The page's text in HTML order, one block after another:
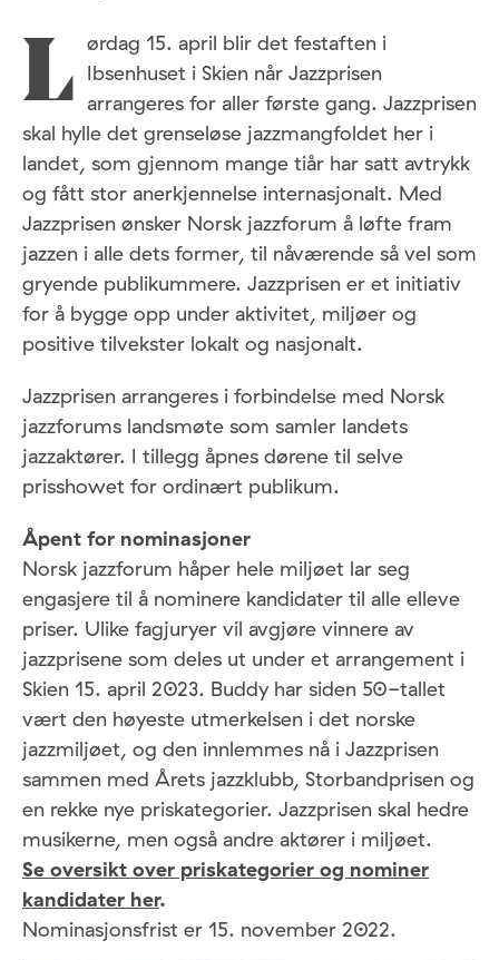
L ørdag 15. april blir det festaften i
Ibsenhuset i Skien når Jazzprisen
arrangeres for aller første gang. Jazzprisen
skal hylle det grenseløse jazzmangfoldet her i
landet, som gjennom mange tiår har satt avtrykk
og fått stor anerkjennelse internasjonalt. Med
Jazzprisen ønsker Norsk jazzforum å løfte fram
jazzen i alle dets former, til nåværende så vel som
gryende publikummere. Jazzprisen er et initiativ
for å bygge opp under aktivitet, miljøer og
positive tilvekster lokalt og nasjonalt.
Jazzprisen arrangeres i forbindelse med Norsk
jazzforums landsmøte som samler landets
jazzaktører. I tillegg åpnes dørene til selve
prisshowet for ordinært publikum.
Åpent for nominasjoner
Norsk jazzforum håper hele miljøet lar seg
engasjere til å nominere kandidater til alle elleve
priser. Ulike fagjuryer vil avgjøre vinnere av
jazzprisene som deles ut under et arrangement i
Skien 15. april 2023. Buddy har siden 50-tallet
vært den høyeste utmerkelsen i det norske
jazzmiljøet, og den innlemmes nå i Jazzprisen
sammen med Årets jazzklubb, Storbandprisen og
en rekke nye priskategorier. Jazzprisen skal hedre
musikerne, men også andre aktører i miljøet.
Se oversikt over priskategorier og nominer
kandidater her.
Nominasjonsfrist er 15. november 2022.